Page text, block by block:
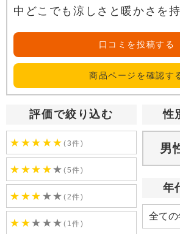
中どこでも涼しさと暖かさを
口コミを投稿する
商品ページを確認す
評価で絞り込む
★ ★★ ★★(3件)
★ ★★ ★★(5件)
★ ★★ ★★(2件)
★ ★★ ★★(1件)
性
男
年